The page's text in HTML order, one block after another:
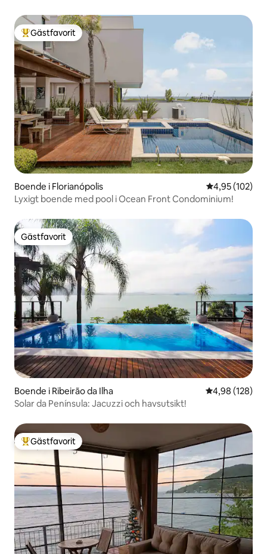
Populär gästfavorit
Gästfavorit
Boende i Florianópolis 4,95 av 5 i
4,95 (102)
Lyxigt boende med pool i Ocean Front Condominium!
Gästfavorit
Gästfavorit
Boende i Ribeirão da Ilha 4,98 av 5 i
4,98 (128)
Solar da Península: Jacuzzi och havsutsikt!
Populär gästfavorit
Gästfavorit